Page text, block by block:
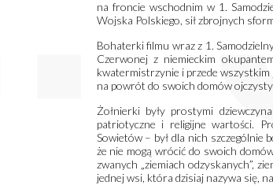
na froncie wschodnim w 1.
Wojska Polskiego, sił zbrojnych
Bohaterki filmu wraz z 1.
Czerwonej z niemieckim
kwatermistrzynie i przede wszystkim
na powrót do swoich domów
Żołnierki były prostymi
patriotyczne i religijne wartości.
Sowietów – był dla nich szczególnie
że nie mogą wrócić do swoich
zwanych „ziemiach odzyskanych”,
jednej wsi, która dzisiaj nazywa się,